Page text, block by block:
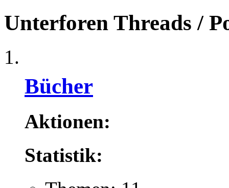
Unterforen Threads /
Bücher
Aktionen:
Statistik: